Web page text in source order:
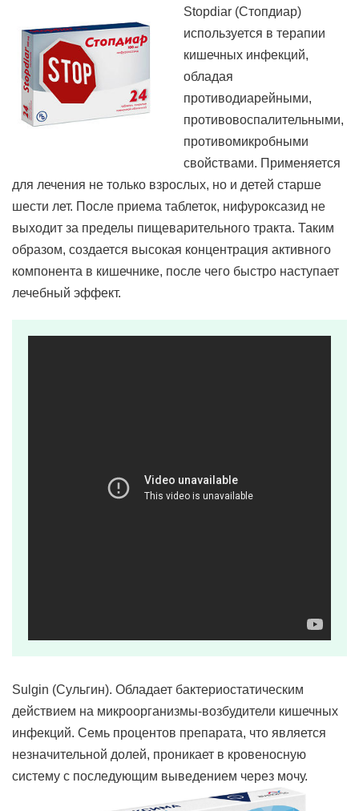
Stopdiar (Стопдиар)
используется в терапии
кишечных инфекций,
обладая
противодиарейными,
противовоспалительными,
противомикробными
свойствами. Применяется
для лечения не только взрослых, но и детей старше
шести лет. После приема таблеток, нифуроксазид не
выходит за пределы пищеварительного тракта. Таким
образом, создается высокая концентрация активного
компонента в кишечнике, после чего быстро наступает
лечебный эффект.
Sulgin (Сульгин). Обладает бактериостатическим
действием на микроорганизмы-возбудители кишечных
инфекций. Семь процентов препарата, что является
незначительной долей, проникает в кровеносную
систему с последующим выведением через мочу.